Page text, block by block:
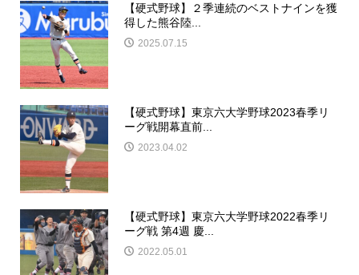
【硬式野球】２季連続のベストナインを獲
得した熊谷陸...
2025.07.15
【硬式野球】東京六大学野球2023春季リ
ーグ戦開幕直前...
2023.04.02
【硬式野球】東京六大学野球2022春季リ
ーグ戦 第4週 慶...
2022.05.01